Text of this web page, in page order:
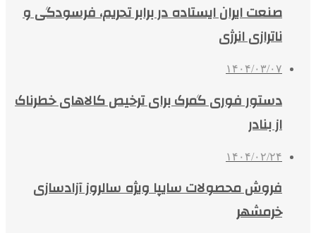
صنعت ایران ایستاده در برابر تحریم، فرسودگی و
ناترازی انرژی
۱۴۰۴/۰۳/۰۷
دستور فوری گمرک برای ترخیص کالاهای خطرناک
از بنادر
۱۴۰۴/۰۲/۲۴
فروش محصولات سایپا ویژه سالروز آزادسازی
خرمشهر